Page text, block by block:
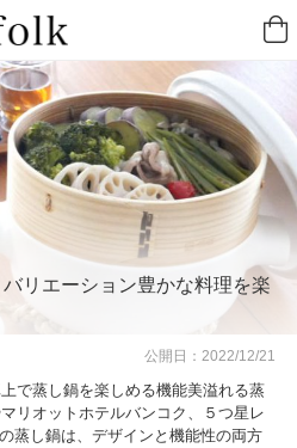
リエーション豊かな料理を楽
公開日：2022/12/21
で蒸し鍋を楽しめる機能美溢れる蒸
リオットホテルバンコク、５つ星レ
蒸し鍋は、デザインと機能性の両方